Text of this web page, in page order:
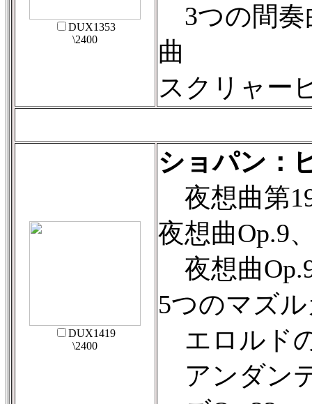
DUX1353
\2400
3つの間奏
曲
スクリャー
DUX1419
\2400
ショパン：
夜想曲第
夜想曲Op.9
夜想曲
5つのマズ
エロルド
アンダン